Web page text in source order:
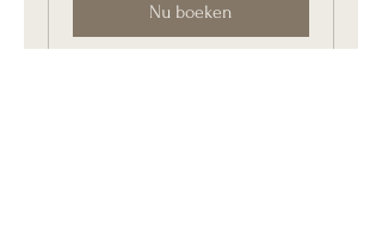
Nu boeken